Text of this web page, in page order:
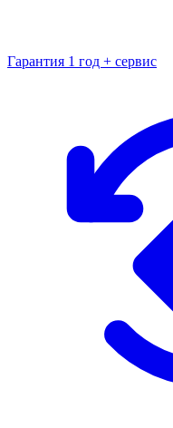
Гарантия 1 год + сервис